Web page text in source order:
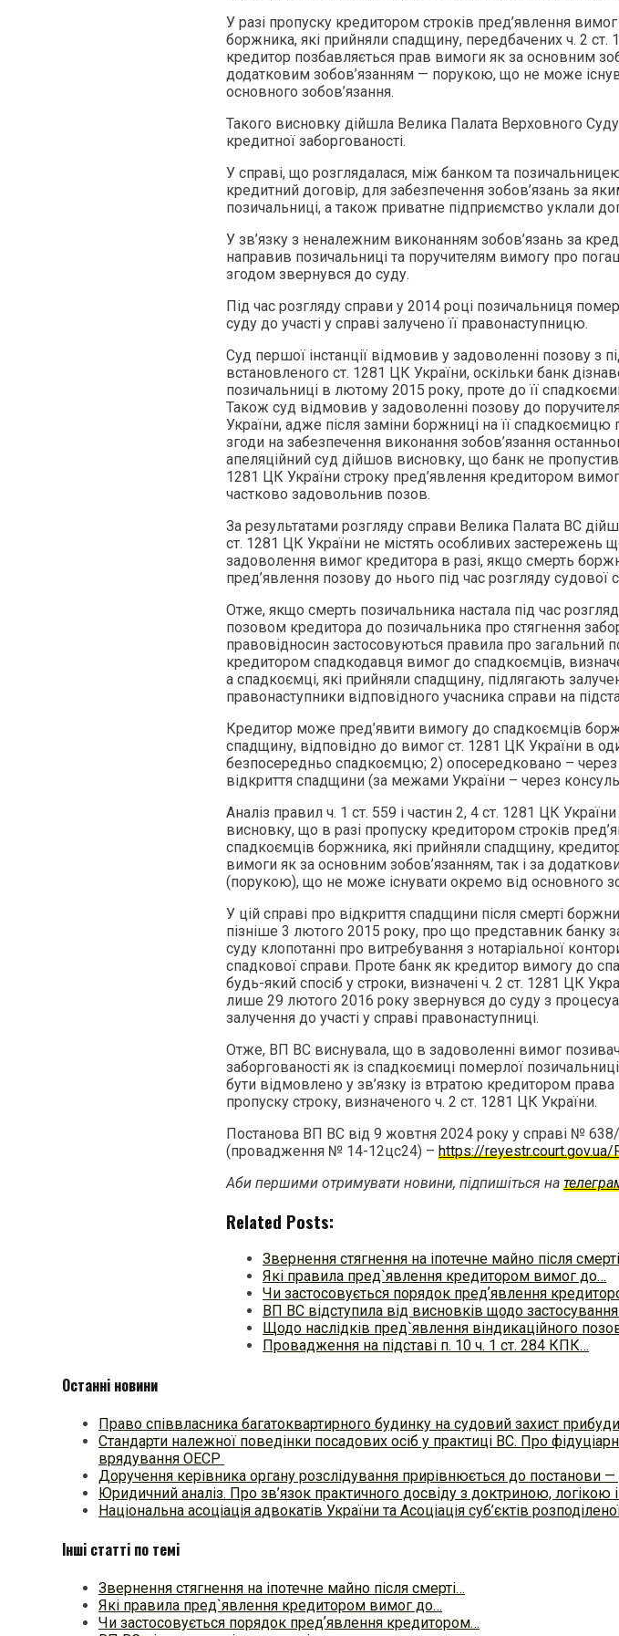
У разі пропуску кредитором строків пред’явлення
боржника, які прийняли спадщину, передбачених ч. 2 ст.
кредитор позбавляється прав вимоги як за основним
додатковим зобов’язанням — порукою, що не може
основного зобов’язання.
Такого висновку дійшла Велика Палата Верховного Суду
кредитної заборгованості.
У справі, що розглядалася, між банком та
кредитний договір, для забезпечення зобов’язань за
позичальниці, а також приватне підприємство уклали
У зв’язку з неналежним виконанням зобов’язань за
направив позичальниці та поручителям вимогу про
згодом звернувся до суду.
Під час розгляду справи у 2014 році позичальниця
суду до участі у справі залучено її правонаступницю.
Суд першої інстанції відмовив у задоволенні позову з
встановленого ст. 1281 ЦК України, оскільки банк
позичальниці в лютому 2015 року, проте до її
Також суд відмовив у задоволенні позову до
України, адже після заміни боржниці на її спадкоємицю
згоди на забезпечення виконання зобов’язання
апеляційний суд дійшов висновку, що банк не пропустив
1281 ЦК України строку пред’явлення кредитором
частково задовольнив позов.
За результатами розгляду справи Велика Палата ВС
ст. 1281 ЦК України не містять особливих застережень
задоволення вимог кредитора в разі, якщо смерть
пред’явлення позову до нього під час розгляду судової
Отже, якщо смерть позичальника настала під час
позовом кредитора до позичальника про стягнення
правовідносин застосовуються правила про загальний
кредитором спадкодавця вимог до спадкоємців,
а спадкоємці, які прийняли спадщину, підлягають
правонаступники відповідного учасника справи на
Кредитор може пред’явити вимогу до спадкоємців
спадщину, відповідно до вимог ст. 1281 ЦК України в
безпосередньо спадкоємцю; 2) опосередковано – через
відкриття спадщини (за межами України – через
Аналіз правил ч. 1 ст. 559 і частин 2, 4 ст. 1281 ЦК
висновку, що в разі пропуску кредитором строків
спадкоємців боржника, які прийняли спадщину,
вимоги як за основним зобов’язанням, так і за
(порукою), що не може існувати окремо від основного
У цій справі про відкриття спадщини після смерті
пізніше 3 лютого 2015 року, про що представник банку
суду клопотанні про витребування з нотаріальної
спадкової справи. Проте банк як кредитор вимогу до
будь-який спосіб у строки, визначені ч. 2 ст. 1281 ЦК
лише 29 лютого 2016 року звернувся до суду з
залучення до участі у справі правонаступниці.
Отже, ВП ВС виснувала, що в задоволенні вимог
заборгованості як із спадкоємиці померлої
бути відмовлено у зв’язку із втратою кредитором права
пропуску строку, визначеного ч. 2 ст. 1281 ЦК України.
Постанова ВП ВС від 9 жовтня 2024 року у справі №
(провадження № 14-12цс24) – https://
Аби першими отримувати новини, підпишіться на
Related Posts:
Звернення стягнення на іпотечне майно після
Які правила пред`явлення кредитором вимог до…
Чи застосовується порядок предʼявлення
ВП ВС відступила від висновків щодо застосування
Щодо наслідків пред`явлення віндикаційного
Провадження на підставі п. 10 ч. 1 ст. 284 КПК…
Останні новини
Право співвласника багатоквартирного будинку на судовий захист
Стандарти належної поведінки посадових осіб у практиці ВC. Про
врядування ОЕСР
Доручення керівника органу розслідування прирівнюється до
Юридичний аналіз. Про зв’язок практичного досвіду з доктриною,
Національна асоціація адвокатів України та Асоціація суб’єктів
Інші статті по темі
Звернення стягнення на іпотечне майно після смерті…
Які правила пред`явлення кредитором вимог до…
Чи застосовується порядок предʼявлення кредитором…